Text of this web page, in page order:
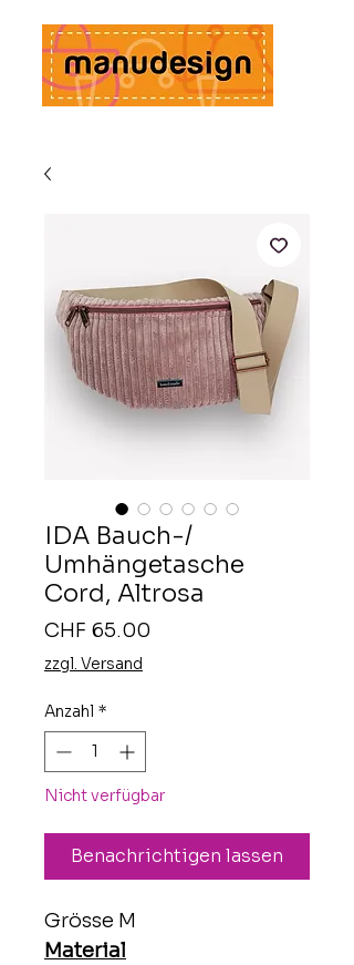
IDA Bauch-/
Umhängetasche
Cord, Altrosa
CHF 65.00
zzgl. Versand
Anzahl *
Nicht verfügbar
Benachrichtigen lassen
Grösse M
Material